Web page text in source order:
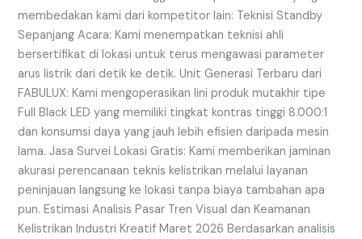
membedakan kami dari kompetitor lain: Teknisi Standby
Sepanjang Acara: Kami menempatkan teknisi ahli
bersertifikat di lokasi untuk terus mengawasi parameter
arus listrik dari detik ke detik. Unit Generasi Terbaru dari
FABULUX: Kami mengoperasikan lini produk mutakhir tipe
Full Black LED yang memiliki tingkat kontras tinggi 8.000:1
dan konsumsi daya yang jauh lebih efisien daripada mesin
lama. Jasa Survei Lokasi Gratis: Kami memberikan jaminan
akurasi perencanaan teknis kelistrikan melalui layanan
peninjauan langsung ke lokasi tanpa biaya tambahan apa
pun. Estimasi Analisis Pasar Tren Visual dan Keamanan
Kelistrikan Industri Kreatif Maret 2026 Berdasarkan analisis